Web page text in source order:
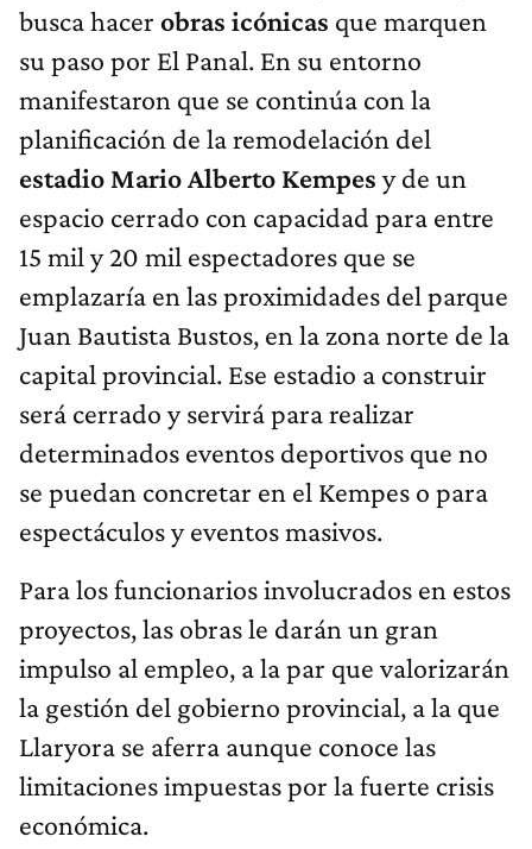
busca hacer obras icónicas que marquen
su paso por El Panal. En su entorno
manifestaron que se continúa con la
planificación de la remodelación del
estadio Mario Alberto Kempes y de un
espacio cerrado con capacidad para entre
15 mil y 20 mil espectadores que se
emplazaría en las proximidades del parque
Juan Bautista Bustos, en la zona norte de la
capital provincial. Ese estadio a construir
será cerrado y servirá para realizar
determinados eventos deportivos que no
se puedan concretar en el Kempes o para
espectáculos y eventos masivos.
Para los funcionarios involucrados en estos
proyectos, las obras le darán un gran
impulso al empleo, a la par que valorizarán
la gestión del gobierno provincial, a la que
Llaryora se aferra aunque conoce las
limitaciones impuestas por la fuerte crisis
económica.